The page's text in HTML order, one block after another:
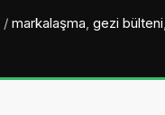
/ markalaşma, gezi bülteni